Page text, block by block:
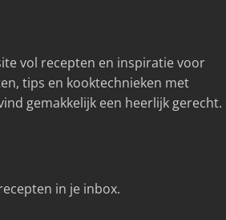
vol recepten en inspiratie voor
tips en kooktechnieken met
gemakkelijk een heerlijk gerecht.
in je inbox.